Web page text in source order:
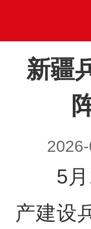
新疆
5月
产建设